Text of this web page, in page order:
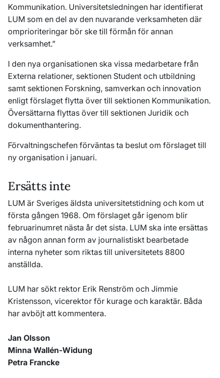
Kommunikation. Universitetsledningen har identifierat
LUM som en del av den nuvarande verksamheten där
omprioriteringar bör ske till förmån för annan
verksamhet.”
I den nya organisationen ska vissa medarbetare från
Externa relationer, sektionen Student och utbildning
samt sektionen Forskning, samverkan och innovation
enligt förslaget flytta över till sektionen Kommunikation.
Översättarna flyttas över till sektionen Juridik och
dokumenthantering.
Förvaltningschefen förväntas ta beslut om förslaget till
ny organisation i januari.
Ersätts inte
LUM är Sveriges äldsta universitetstidning och kom ut
första gången 1968. Om förslaget går igenom blir
februarinumret nästa år det sista. LUM ska inte ersättas
av någon annan form av journalistiskt bearbetade
interna nyheter som riktas till universitetets 8800
anställda.
LUM har sökt rektor Erik Renström och Jimmie
Kristensson, vicerektor för kurage och karaktär. Båda
har avböjt att kommentera.
Jan Olsson
Minna Wallén-Widung
Petra Francke